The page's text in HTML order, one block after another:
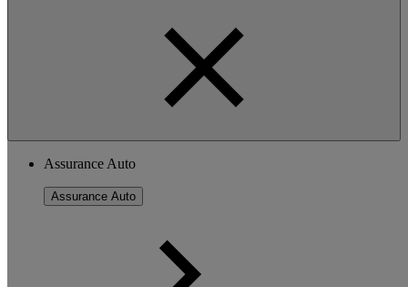
Assurance Auto
Assurance Auto